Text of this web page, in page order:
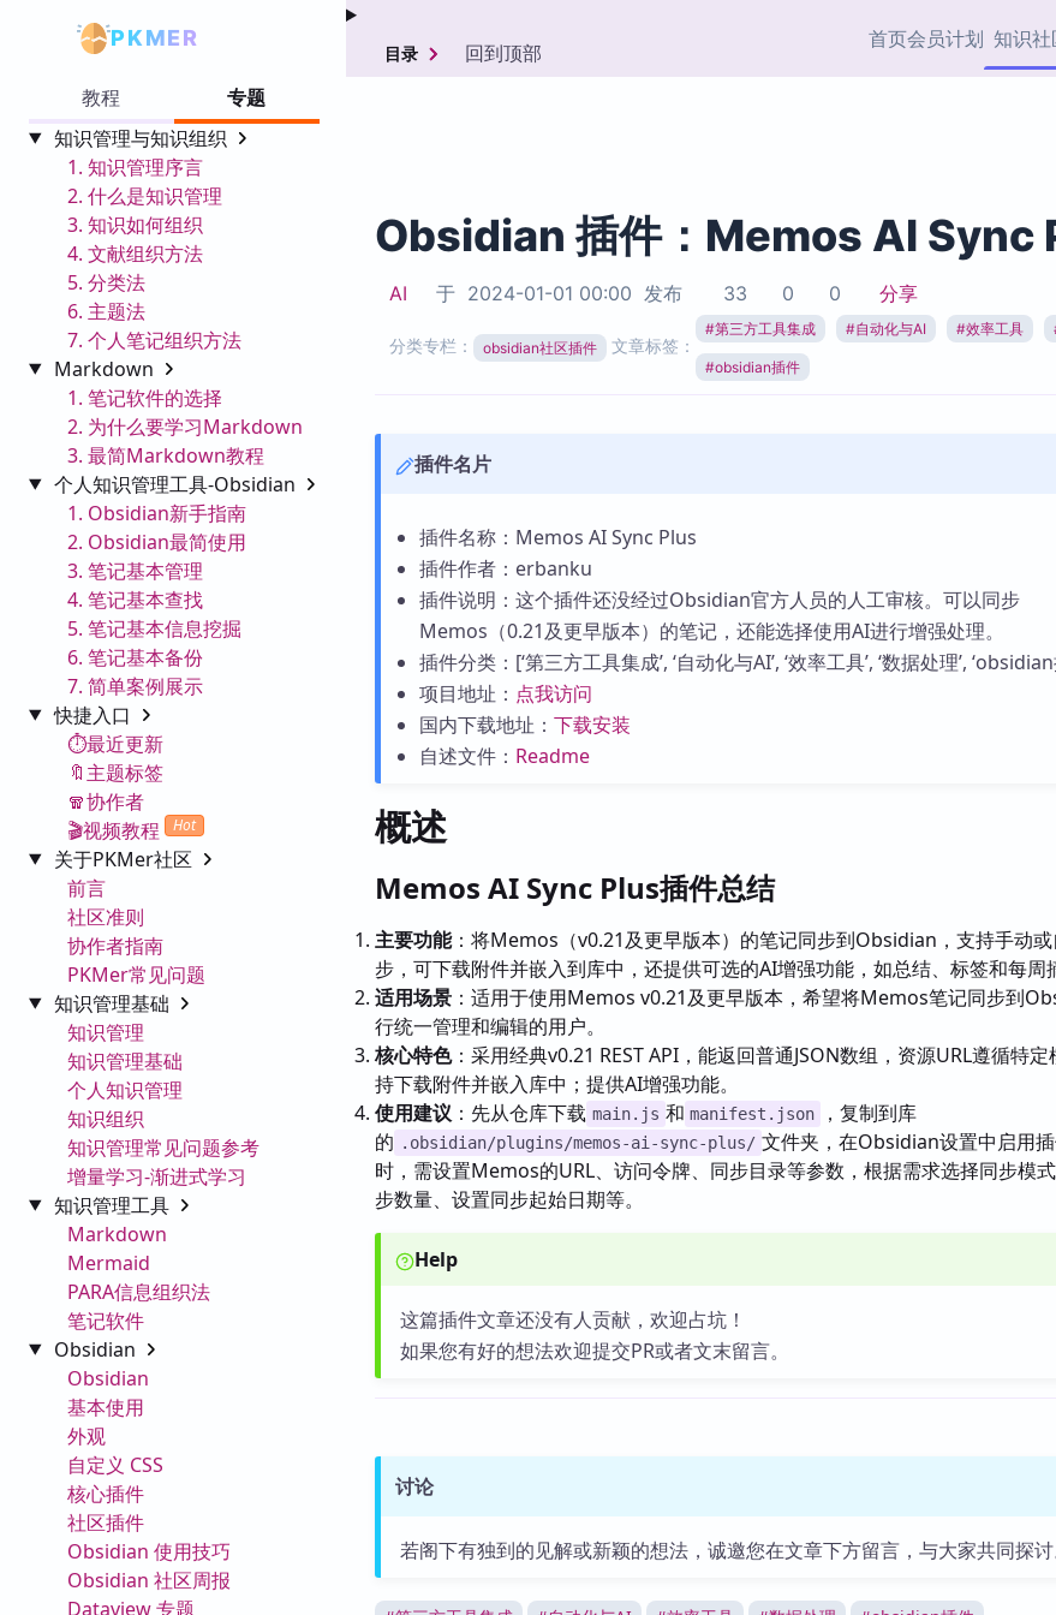
PKMER 首页会员计划 知识社
协作者
热门链接Top5
加速访问 Obsidian 官方
市场
Zotero 插件
教程
专题
知识管理与知识组织
1. 知识管理序言
2. 什么是知识管理
3. 知识如何组织
4. 文献组织方法
5. 分类法
6. 主题法
7. 个人笔记组织方法
Markdown
1. 笔记软件的选择
2. 为什么要学习Markdown
3. 最简Markdown教程
个人知识管理工具-Obsidian
1. Obsidian新手指南
2. Obsidian最简使用
3. 笔记基本管理
4. 笔记基本查找
5. 笔记基本信息挖掘
6. 笔记基本备份
7. 简单案例展示
快捷入口
⏱️最近更新
🔖主题标签
🧣协作者
🎬视频教程
Hot
关于PKMer社区
前言
社区准则
协作者指南
PKMer常见问题
知识管理基础
知识管理
知识管理基础
个人知识管理
知识组织
知识管理常见问题参考
增量学习-渐进式学习
知识管理工具
Markdown
Mermaid
PARA信息组织法
笔记软件
Obsidian
Obsidian
基本使用
外观
自定义 CSS
核心插件
社区插件
Obsidian 使用技巧
Obsidian 社区周报
Dataview 专题
目录 回到顶部
Obsidian 插件：Memos AI Sync
AI 于 2024-01-01 00:00 发布 33 0 0 分享
分类专栏： obsidian社区插件 文章标签：
#第三方工具集成 #自动化与AI #效率工具
#obsidian插件
插件名片
插件名称：Memos AI Sync Plus
插件作者：erbanku
插件说明：这个插件还没经过Obsidian官方人员的人工审核。可以同步
Memos（0.21及更早版本）的笔记，还能选择使用AI进行增强处理。
插件分类：[‘第三方工具集成’, ‘自动化与AI’, ‘效率工具’, ‘数据处理’,
项目地址： 点我访问
国内下载地址： 下载安装
自述文件： Readme
概述
Memos AI Sync Plus插件总结
主要功能：将Memos（v0.21及更早版本）的笔记同步到Obsidian，支持手动或
步，可下载附件并嵌入到库中，还提供可选的AI增强功能，如总结、标签和每周
适用场景 ：适用于使用Memos v0.21及更早版本，希望将Memos笔记同步到
行统一管理和编辑的用户。
核心特色：采用经典v0.21 REST API，能返回普通JSON数组，资源URL遵循特定
持下载附件并嵌入库中；提供AI增强功能。
使用建议 ：先从仓库下载 main.js 和 manifest.json
，复制到库
的 .obsidian/plugins/memos-ai-sync-plus/ 文件夹，在Obsidian设置中启用
时，需设置Memos的URL、访问令牌、同步目录等参数，根据需求选择同步模
步数量、设置同步起始日期等。
Help
这篇插件文章还没有人贡献，欢迎占坑！
如果您有好的想法欢迎提交PR或者文末留言。
讨论
若阁下有独到的见解或新颖的想法，诚邀您在文章下方留言，与大家共同探讨